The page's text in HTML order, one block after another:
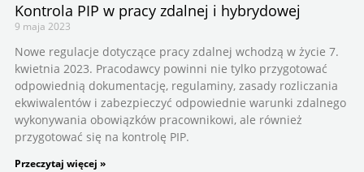
Kontrola PIP w pracy zdalnej i hybrydowej
9 maja 2023
Nowe regulacje dotyczące pracy zdalnej wchodzą w życie 7.
kwietnia 2023. Pracodawcy powinni nie tylko przygotować
odpowiednią dokumentację, regulaminy, zasady rozliczania
ekwiwalentów i zabezpieczyć odpowiednie warunki zdalnego
wykonywania obowiązków pracownikowi, ale również
przygotować się na kontrolę PIP.
Przeczytaj więcej »